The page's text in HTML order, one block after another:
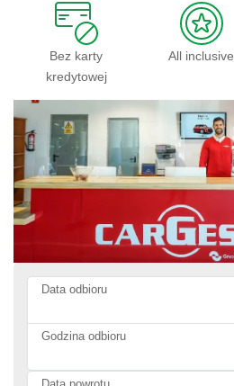
Bez karty
kredytowej
All inclusive
Data odbioru
Godzina odbioru